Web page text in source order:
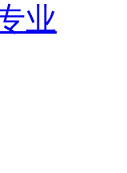
业